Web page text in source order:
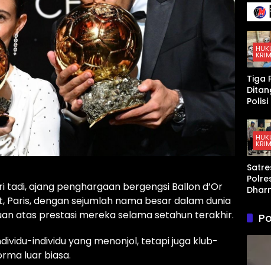
tadi, ajang penghargaan bergengsi Ballon d’Or
dengan sejumlah nama besar dalam dunia
atas prestasi mereka selama setahun terakhir.
individu yang menonjol, tetapi juga klub-
luar biasa.
gan
g
AS–
Iran
Tiga
an
Sabu
a,
Pria
n